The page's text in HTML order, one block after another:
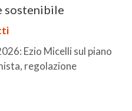
sostenibile
Ezio Micelli sul piano
regolazione